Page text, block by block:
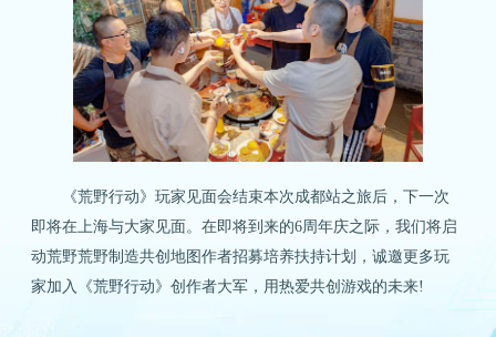
《荒野行动》玩家见面会结束本次成都站之旅后，下一次
即将在上海与大家见面。在即将到来的6周年庆之际，我们将启
动荒野荒野制造共创地图作者招募培养扶持计划，诚邀更多玩
家加入《荒野行动》创作者大军，用热爱共创游戏的未来!